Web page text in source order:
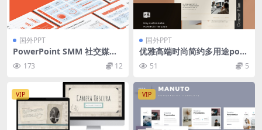
国外PPT
PowerPoint SMM 社交媒体
分析173 12
国外PPT
优雅高端时尚简约多用途pow
erpoint幻灯片演示模板（ppt
x）51 5
VIP VIP